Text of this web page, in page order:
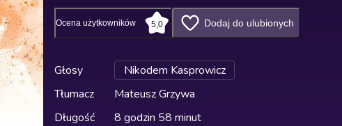
Ocena użytkowników 5,0 Dodaj do ulubionych
Głosy
Nikodem Kasprowicz
Tłumacz
Mateusz Grzywa
Długość
8 godzin 58 minut